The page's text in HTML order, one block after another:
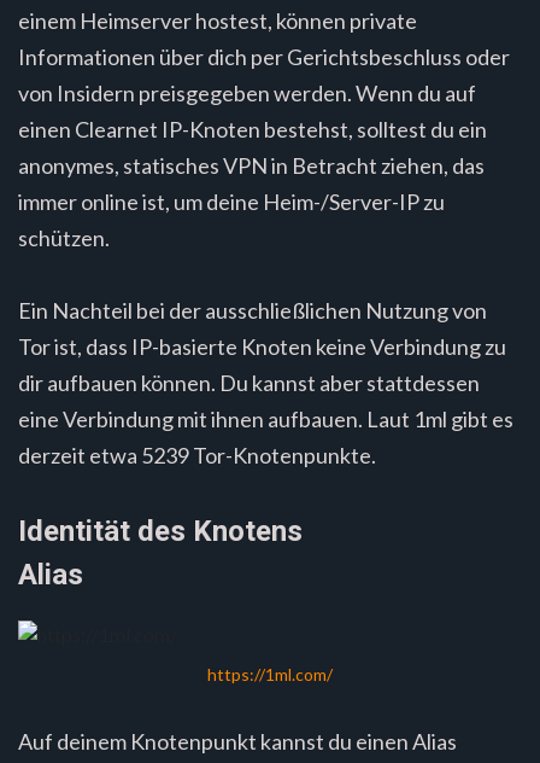
einem Heimserver hostest, können private
Informationen über dich per Gerichtsbeschluss oder
von Insidern preisgegeben werden. Wenn du auf
einen Clearnet IP-Knoten bestehst, solltest du ein
anonymes, statisches VPN in Betracht ziehen, das
immer online ist, um deine Heim-/Server-IP zu
schützen.
Ein Nachteil bei der ausschließlichen Nutzung von
Tor ist, dass IP-basierte Knoten keine Verbindung zu
dir aufbauen können. Du kannst aber stattdessen
eine Verbindung mit ihnen aufbauen. Laut 1ml gibt es
derzeit etwa 5239 Tor-Knotenpunkte.
Identität des Knotens
Alias
https://1ml.com/
Auf deinem Knotenpunkt kannst du einen Alias